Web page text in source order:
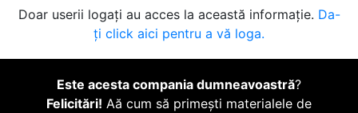
Doar userii logați au acces la această informație. Da-
ți click aici pentru a vă loga.
Este acesta compania dumneavoastră?
Felicitări! Aă cum să primești materialele de